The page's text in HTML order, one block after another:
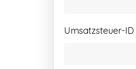
Umsatzsteuer-ID